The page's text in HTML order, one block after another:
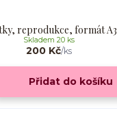
reprodukce, formát A3
200 Kč/ks
Skladem 20 ks
Přidat do košíku